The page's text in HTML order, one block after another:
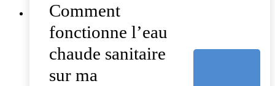
Comment
fonctionne l’eau
chaude sanitaire
sur ma